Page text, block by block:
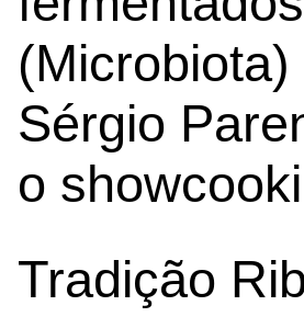
Sérgio
o
Tradição